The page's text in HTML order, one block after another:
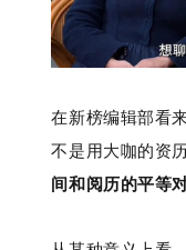
在新榜编辑部看
不是用大咖的资
间和阅历的平等对